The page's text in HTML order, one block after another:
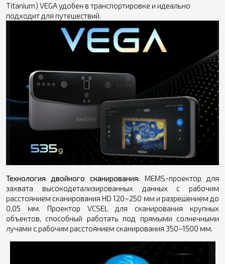
Titanium) VEGA удобен в транспортировке и идеально
подходит для путешествий.
Технология двойного сканирования: MEMS-проектор для
захвата высокодетализированных данных с рабочим
расстоянием сканирования HD 120–250 мм и разрешением до
0,05 мм. Проектор VCSEL для сканирования крупных
объектов, способный работать под прямыми солнечными
лучами с рабочим расстоянием сканирования 350–1500 мм.